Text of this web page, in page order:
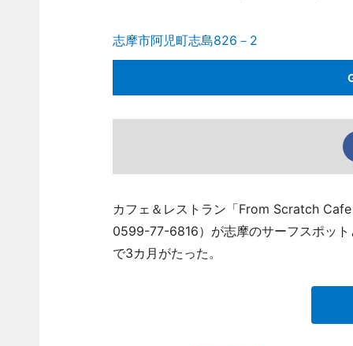
志摩市阿児町志島826－2
カフェ＆レストラン「From Scratch
0599-77-6816）が志摩のサーフスポッ
で3カ月がたった。